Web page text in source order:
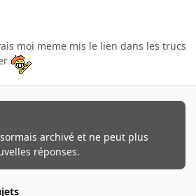
moi meme mis le lien dans les trucs
archivé et ne peut plus
réponses.